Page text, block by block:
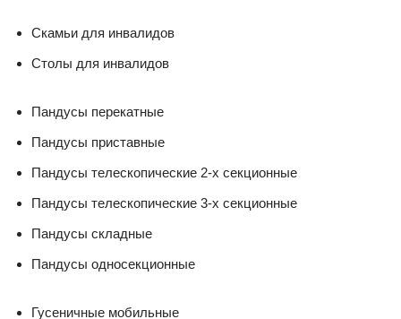
Скамьи для инвалидов
Столы для инвалидов
Пандусы перекатные
Пандусы приставные
Пандусы телескопические 2-х секционные
Пандусы телескопические 3-х секционные
Пандусы складные
Пандусы односекционные
Гусеничные мобильные